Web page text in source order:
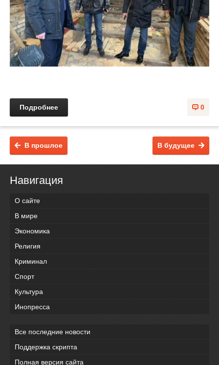
0
Подробнее
В будущее
В прошлое
Навигация
О сайте
В мире
Экономика
Религия
Криминал
Спорт
Культура
Инопресса
Все последние новости
Поддержка скрипта
Полная версия сайта